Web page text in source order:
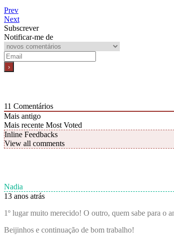
Prev
Next
Subscrever
Notificar-me de
11 Comentários
Mais antigo
Mais recente Most Voted
Inline Feedbacks
View all comments
Nadia
13 anos atrás
1º lugar muito merecido! O outro, quem sabe para o
Beijinhos e continuação de bom trabalho!